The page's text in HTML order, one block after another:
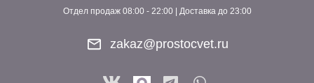
Отдел продаж 08:00 - 22:00 | Доставка до 23:00
zakaz@prostocvet.ru